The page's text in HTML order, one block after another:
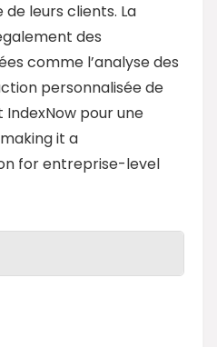
leurs clients. La
des
comme l’analyse des
personnalisée de
pour une
it a
for entreprise-level